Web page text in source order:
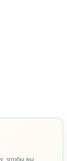
чтобы вы